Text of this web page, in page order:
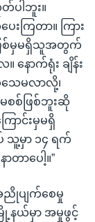
ါဘူး။
းကြတာ။ ကြား
ြစ်မှမရှိသူအတွက်
ောက်ရုံး ချိန်း
ေမလာလို့၊
မစစ်ဖြစ်ဘူးဆို
ာင်းမှမရှိ
မှာ ၁၄ ရက်
ာပေါ့။”
ပျက်စေမှု
ြို့နယ်မှာ အမှုဖွင့်